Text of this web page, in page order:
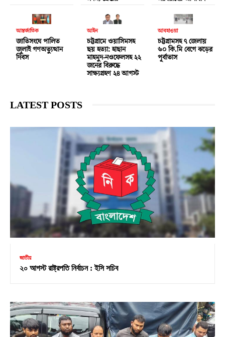
আন্তর্জাতিক
জাতিসংঘে পালিত
জুলাই গণঅভ্যুত্থান
দিবস
আইন
চট্টগ্রামে ওয়াসিমসহ
ছয় হত্যা: হাছান
মাহমুদ-নওফেলসহ ২২
জনের বিরুদ্ধে
সাক্ষ্যগ্রহণ ২৪ আগস্ট
আবহাওয়া
চট্টগ্রামসহ ৭ জেলায়
৬০ কি.মি বেগে ঝড়ের
পূর্বাভাস
LATEST POSTS
জাতীয়
২০ আগস্ট রাষ্ট্রপতি নির্বাচন : ইসি সচিব